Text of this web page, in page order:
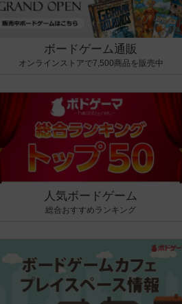
ボードゲーム通販
オンラインストアで7,500商品を販売中
人気ボードゲーム
総合おすすめランキング